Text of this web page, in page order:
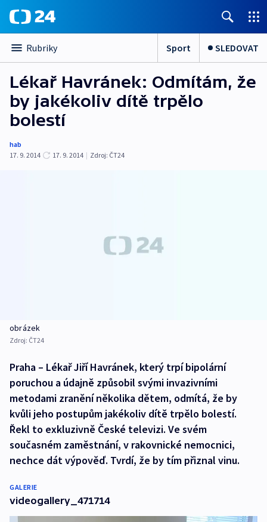
Rubriky Sport SLEDOVAT
Lékař Havránek: Odmítám, že
by jakékoliv dítě trpělo
bolestí
hab
17. 9. 2014
17. 9. 2014 | Zdroj: ČT24
obrázek
Zdroj: ČT24
Praha – Lékař Jiří Havránek, který trpí bipolární
poruchou a údajně způsobil svými invazivními
metodami zranění několika dětem, odmítá, že by
kvůli jeho postupům jakékoliv dítě trpělo bolestí.
Řekl to exkluzivně České televizi. Ve svém
současném zaměstnání, v rakovnické nemocnici,
nechce dát výpověď. Tvrdí, že by tím přiznal vinu.
GALERIE
videogallery_471714